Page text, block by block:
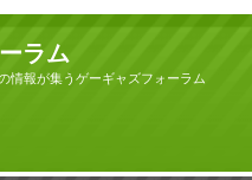
ラム
情報が集うゲーギャズフォーラム